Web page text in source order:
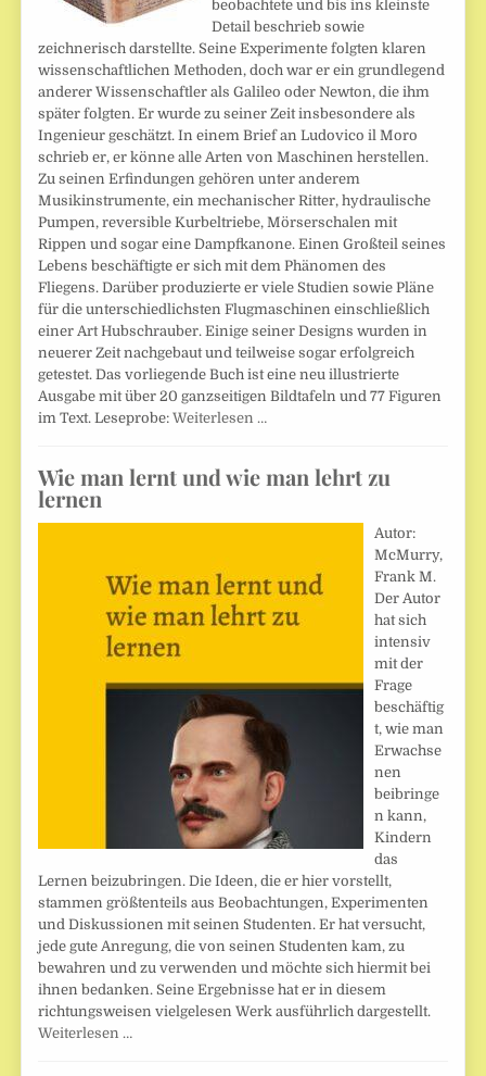
beobachtete und bis ins kleinste
Detail beschrieb sowie
zeichnerisch darstellte. Seine Experimente folgten klaren
wissenschaftlichen Methoden, doch war er ein grundlegend
anderer Wissenschaftler als Galileo oder Newton, die ihm
später folgten. Er wurde zu seiner Zeit insbesondere als
Ingenieur geschätzt. In einem Brief an Ludovico il Moro
schrieb er, er könne alle Arten von Maschinen herstellen.
Zu seinen Erfindungen gehören unter anderem
Musikinstrumente, ein mechanischer Ritter, hydraulische
Pumpen, reversible Kurbeltriebe, Mörserschalen mit
Rippen und sogar eine Dampfkanone. Einen Großteil seines
Lebens beschäftigte er sich mit dem Phänomen des
Fliegens. Darüber produzierte er viele Studien sowie Pläne
für die unterschiedlichsten Flugmaschinen einschließlich
einer Art Hubschrauber. Einige seiner Designs wurden in
neuerer Zeit nachgebaut und teilweise sogar erfolgreich
getestet. Das vorliegende Buch ist eine neu illustrierte
Ausgabe mit über 20 ganzseitigen Bildtafeln und 77 Figuren
im Text. Leseprobe:Weiterlesen …
Wie man lernt und wie man lehrt zu
lernen
Autor:
McMurry,
Frank M.
Der Autor
hat sich
intensiv
mit der
Frage
beschäftig
t, wie man
Erwachse
nen
beibringe
n kann,
Kindern
das
Lernen beizubringen. Die Ideen, die er hier vorstellt,
stammen größtenteils aus Beobachtungen, Experimenten
und Diskussionen mit seinen Studenten. Er hat versucht,
jede gute Anregung, die von seinen Studenten kam, zu
bewahren und zu verwenden und möchte sich hiermit bei
ihnen bedanken. Seine Ergebnisse hat er in diesem
richtungsweisen vielgelesen Werk ausführlich dargestellt.
Weiterlesen …